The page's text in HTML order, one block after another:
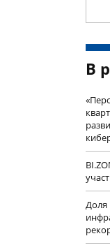
В
Доля